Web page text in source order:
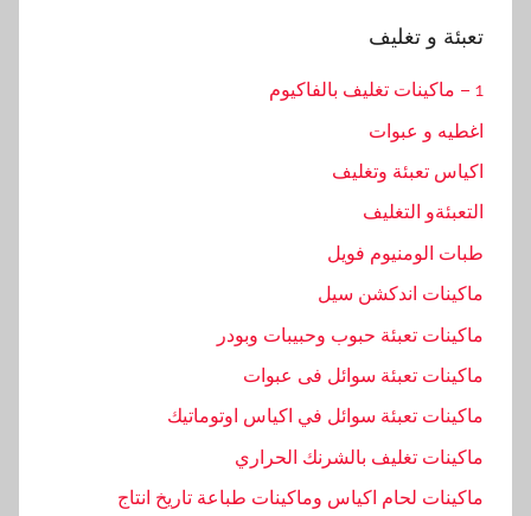
تعبئة و تغليف
1 – ماكينات تغليف بالفاكيوم
اغطيه و عبوات
اكياس تعبئة وتغليف
التعبئةو التغليف
طبات الومنيوم فويل
ماكينات اندكشن سيل
ماكينات تعبئة حبوب وحبيبات وبودر
ماكينات تعبئة سوائل فى عبوات
ماكينات تعبئة سوائل في اكياس اوتوماتيك
ماكينات تغليف بالشرنك الحراري
ماكينات لحام اكياس وماكينات طباعة تاريخ انتاج